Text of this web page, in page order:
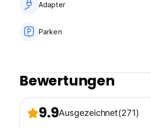
Adapter
Parken
Bewertungen
9.9Ausgezeichnet(271)